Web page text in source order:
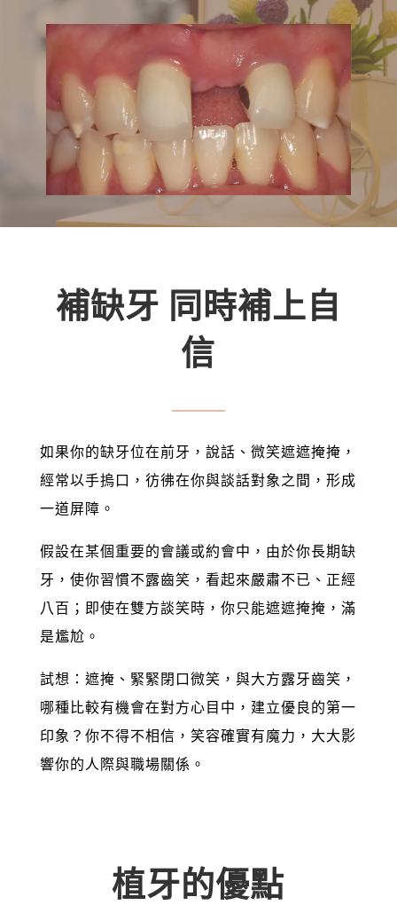
補缺牙 同時補上自
信
如果你的缺牙位在前牙，說話、微笑遮遮掩掩，
經常以手摀口，彷彿在你與談話對象之間，形成
一道屏障。
假設在某個重要的會議或約會中，由於你長期缺
牙，使你習慣不露齒笑，看起來嚴肅不已、正經
八百；即使在雙方談笑時，你只能遮遮掩掩，滿
是尷尬。
試想：遮掩、緊緊閉口微笑，與大方露牙齒笑，
哪種比較有機會在對方心目中，建立優良的第一
印象？你不得不相信，笑容確實有魔力，大大影
響你的人際與職場關係。
植牙的優點